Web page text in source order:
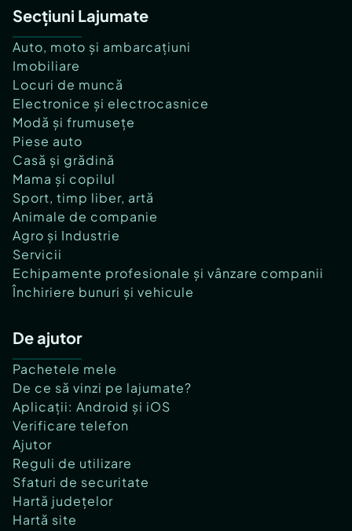
Secțiuni Lajumate
Auto, moto și ambarcațiuni
Imobiliare
Locuri de muncă
Electronice și electrocasnice
Modă și frumusețe
Piese auto
Casă și grădină
Mama și copilul
Sport, timp liber, artă
Animale de companie
Agro și Industrie
Servicii
Echipamente profesionale și vânzare companii
Închiriere bunuri și vehicule
De ajutor
Pachetele mele
De ce să vinzi pe lajumate?
Aplicații: Android și iOS
Verificare telefon
Ajutor
Reguli de utilizare
Sfaturi de securitate
Hartă județelor
Hartă site